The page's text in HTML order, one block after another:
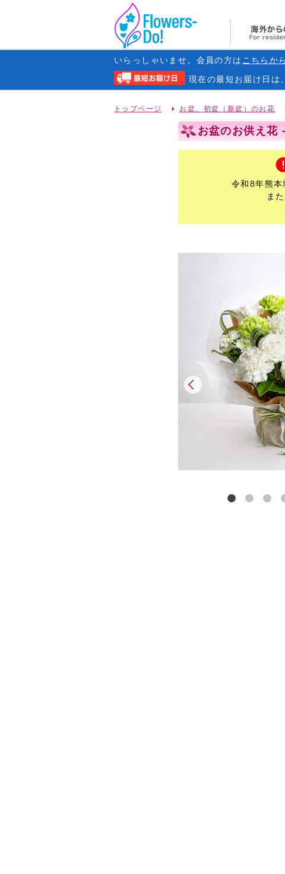
いらっしゃいませ。会員の方は こちらか
現在の最短お届け日 は
トップページ お盆、初盆（新盆）のお花
お盆のお供え花
令和8年熊本
ま